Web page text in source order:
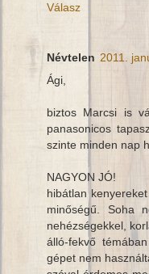
Válasz
Névtelen 2011.
Ági,
biztos Marcsi is
panasonicos
szinte minden nap
NAGYON JÓ!
hibátlan
minőségű. Soha
nehézségekkel,
álló-fekvő
gépet nem